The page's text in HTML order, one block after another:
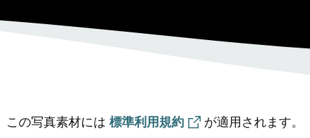
この写真素材には 標準利用規約 が適用されます。